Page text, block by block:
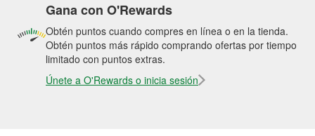
Gana con O'Rewards
Obtén puntos cuando compres en línea o en la tienda.
Obtén puntos más rápido comprando ofertas por tiempo
limitado con puntos extras.
Únete a O'Rewards o inicia sesión